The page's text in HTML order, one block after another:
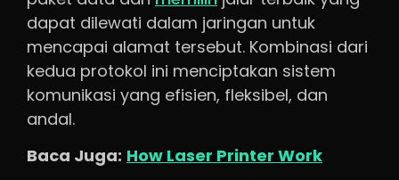
dapat dilewati dalam jaringan untuk
mencapai alamat tersebut. Kombinasi dari
kedua protokol ini menciptakan sistem
komunikasi yang efisien, fleksibel, dan
andal.
Baca Juga: How Laser Printer Work